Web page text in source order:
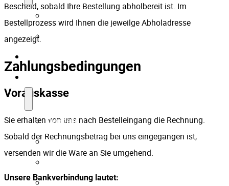
Portfolio
Formteile
Prototypen-Fertigung
Handläufe
Bescheid, sobald Ihre Bestellung abholbereit ist. Im
Bestellprozess wird Ihnen die jeweilge Abholadresse
angezeigt.
Zahlungsbedingungen
Vorauskasse
Sie erhalten von uns nach Bestelleingang die Rechnung.
Sobald der Rechnungsbetrag bei uns eingegangen ist,
versenden wir die Ware an Sie umgehend.
Unsere Bankverbindung lautet: